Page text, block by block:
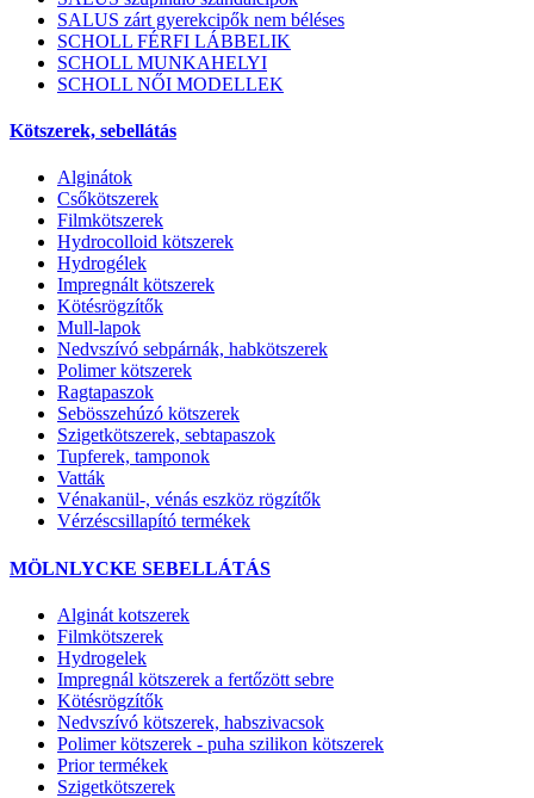
SALUS zárt gyerekcipők nem béléses
SCHOLL FÉRFI LÁBBELIK
SCHOLL MUNKAHELYI
SCHOLL NŐI MODELLEK
Kötszerek, sebellátás
Alginátok
Csőkötszerek
Filmkötszerek
Hydrocolloid kötszerek
Hydrogélek
Impregnált kötszerek
Kötésrögzítők
Mull-lapok
Nedvszívó sebpárnák, habkötszerek
Polimer kötszerek
Ragtapaszok
Sebösszehúzó kötszerek
Szigetkötszerek, sebtapaszok
Tupferek, tamponok
Vatták
Vénakanül-, vénás eszköz rögzítők
Vérzéscsillapító termékek
MÖLNLYCKE SEBELLÁTÁS
Alginát kotszerek
Filmkötszerek
Hydrogelek
Impregnál kötszerek a fertőzött sebre
Kötésrögzítők
Nedvszívó kötszerek, habszivacsok
Polimer kötszerek - puha szilikon kötszerek
Prior termékek
Szigetkötszerek